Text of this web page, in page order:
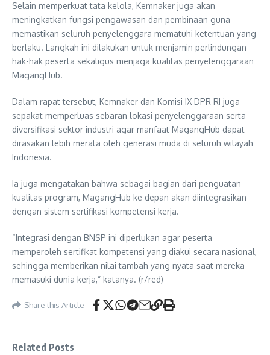
Selain memperkuat tata kelola, Kemnaker juga akan
meningkatkan fungsi pengawasan dan pembinaan guna
memastikan seluruh penyelenggara mematuhi ketentuan yang
berlaku. Langkah ini dilakukan untuk menjamin perlindungan
hak-hak peserta sekaligus menjaga kualitas penyelenggaraan
MagangHub.
Dalam rapat tersebut, Kemnaker dan Komisi IX DPR RI juga
sepakat memperluas sebaran lokasi penyelenggaraan serta
diversifikasi sektor industri agar manfaat MagangHub dapat
dirasakan lebih merata oleh generasi muda di seluruh wilayah
Indonesia.
Ia juga mengatakan bahwa sebagai bagian dari penguatan
kualitas program, MagangHub ke depan akan diintegrasikan
dengan sistem sertifikasi kompetensi kerja.
“Integrasi dengan BNSP ini diperlukan agar peserta
memperoleh sertifikat kompetensi yang diakui secara nasional,
sehingga memberikan nilai tambah yang nyata saat mereka
memasuki dunia kerja,” katanya. (r/red)
Share this Article
Related Posts